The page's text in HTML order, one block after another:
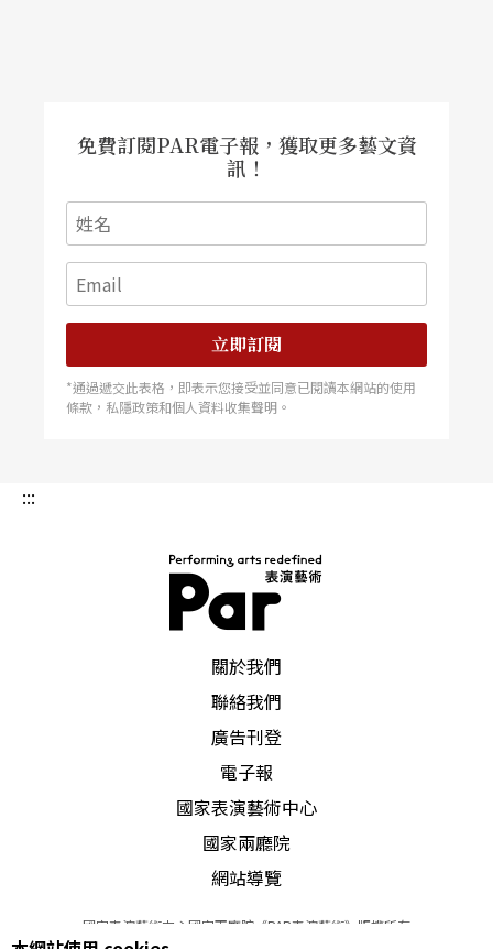
免費訂閱PAR電子報，獲取更多藝文資
訊！
立即訂閱
*通過遞交此表格，即表示您接受並同意已閱讀本網站的使用
條款，私隱政策和個人資料收集聲明。
:::
關於我們
聯絡我們
廣告刊登
電子報
國家表演藝術中心
國家兩廳院
網站導覽
國家表演藝術中心國家兩廳院《PAR表演藝術》版權所有